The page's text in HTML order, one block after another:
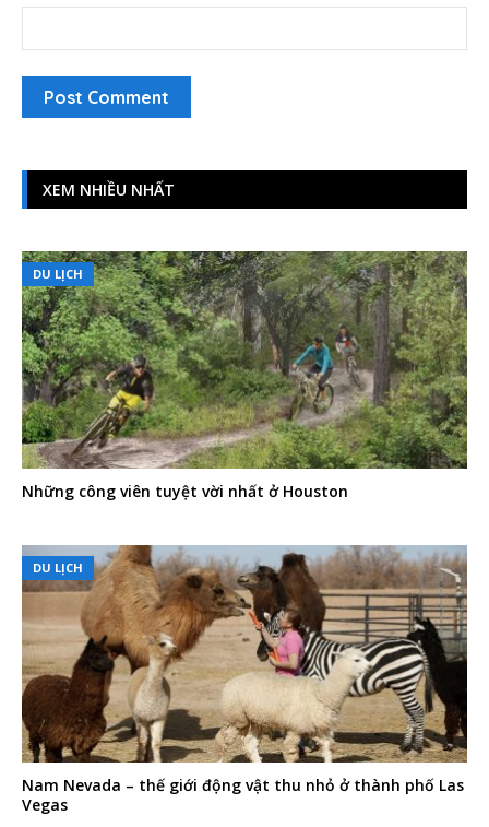
XEM NHIỀU NHẤT
DU LỊCH
Những công viên tuyệt vời nhất ở Houston
DU LỊCH
Nam Nevada – thế giới động vật thu nhỏ ở thành phố Las
Vegas